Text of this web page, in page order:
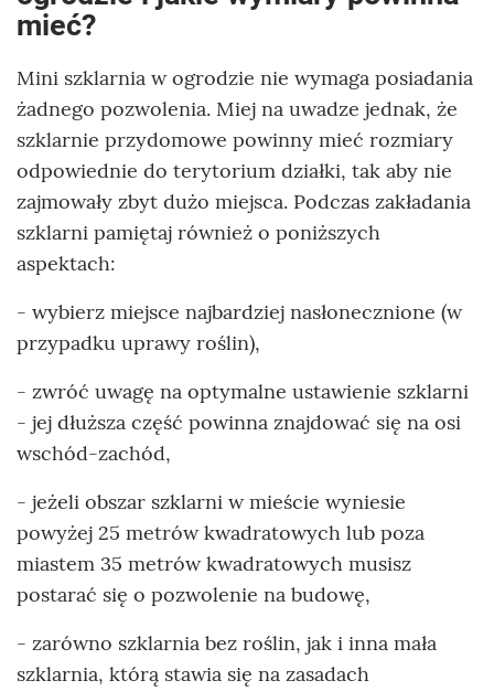
mieć?
Mini szklarnia w ogrodzie nie wymaga posiadania
żadnego pozwolenia. Miej na uwadze jednak, że
szklarnie przydomowe powinny mieć rozmiary
odpowiednie do terytorium działki, tak aby nie
zajmowały zbyt dużo miejsca. Podczas zakładania
szklarni pamiętaj również o poniższych
aspektach:
- wybierz miejsce najbardziej nasłonecznione (w
przypadku uprawy roślin),
- zwróć uwagę na optymalne ustawienie szklarni
- jej dłuższa część powinna znajdować się na osi
wschód-zachód,
- jeżeli obszar szklarni w mieście wyniesie
powyżej 25 metrów kwadratowych lub poza
miastem 35 metrów kwadratowych musisz
postarać się o pozwolenie na budowę,
- zarówno szklarnia bez roślin, jak i inna mała
szklarnia, którą stawia się na zasadach